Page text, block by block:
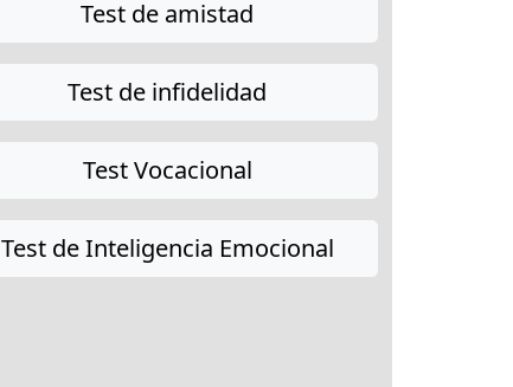
Test de amistad
Test de infidelidad
Test Vocacional
Test de Inteligencia Emocional